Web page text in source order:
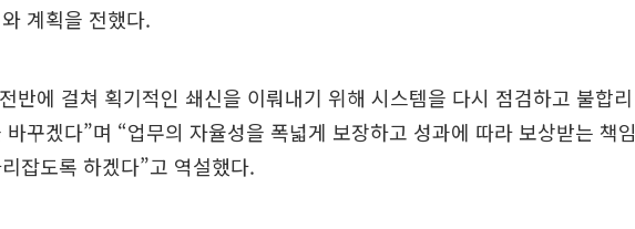
계획을 전했다.
반에 걸쳐 획기적인 쇄신을 이뤄내기 위해 시스템을 다시 점검하고 불합리
꾸겠다”며 “업무의 자율성을 폭넓게 보장하고 성과에 따라 보상받는 책임
잡도록 하겠다”고 역설했다.